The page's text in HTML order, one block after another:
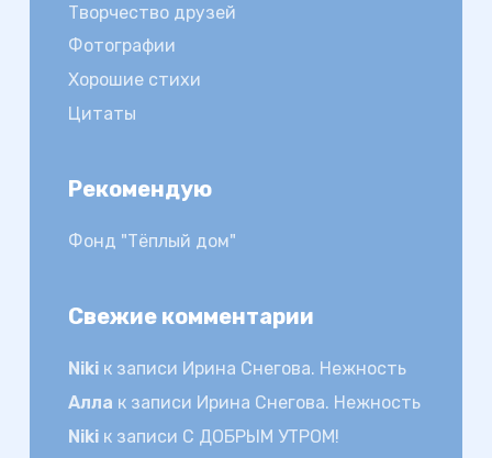
Творчество друзей
Фотографии
Хорошие стихи
Цитаты
Рекомендую
Фонд "Тёплый дом"
Свежие комментарии
Nikiк записи Ирина Снегова. Нежность
Алла к записи Ирина Снегова. Нежность
Nikiк записи С ДОБРЫМ УТРОМ!